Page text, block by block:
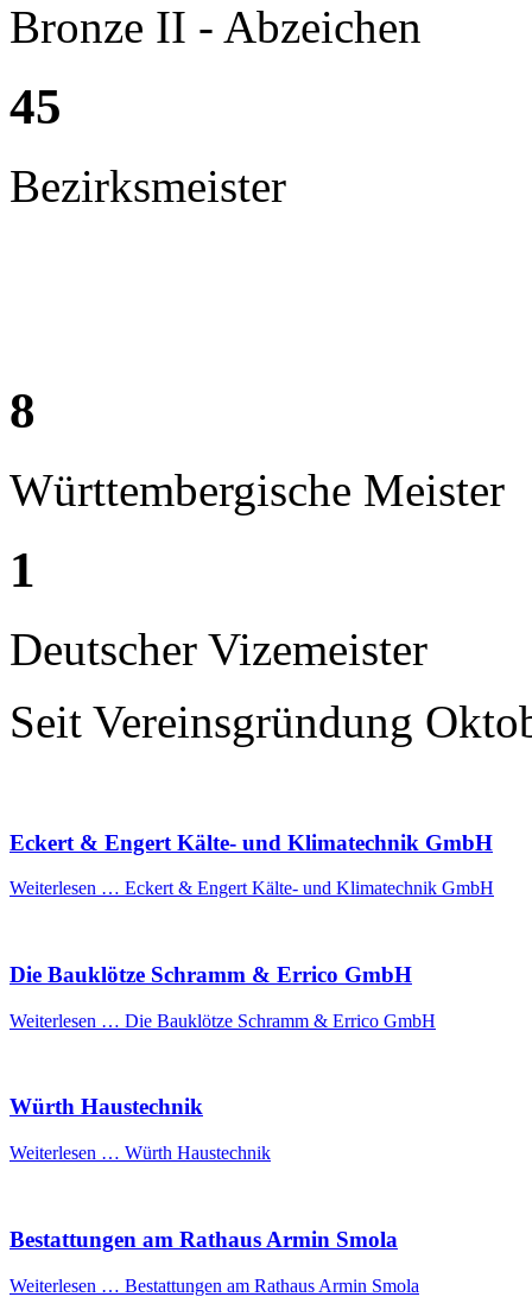
Bronze II - Abzeichen
45
Bezirksmeister
8
Württembergische Meister
1
Deutscher Vizemeister
Seit Vereinsgründung
Eckert & Engert Kälte- und Klimatechnik GmbH
Weiterlesen … Eckert & Engert Kälte- und Klimatechnik GmbH
Die Bauklötze Schramm & Errico GmbH
Weiterlesen … Die Bauklötze Schramm & Errico GmbH
Würth Haustechnik
Weiterlesen … Würth Haustechnik
Bestattungen am Rathaus Armin Smola
Weiterlesen … Bestattungen am Rathaus Armin Smola